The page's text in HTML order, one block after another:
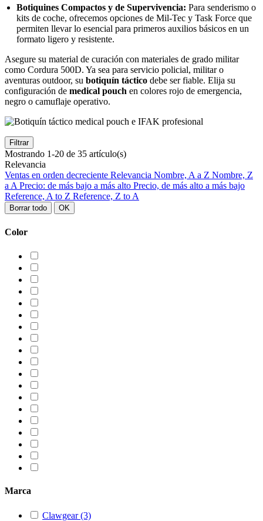
Botiquines Compactos y de Supervivencia: Para senderismo o
kits de coche, ofrecemos opciones de Mil-Tec y Task Force que
permiten llevar lo esencial para primeros auxilios básicos en un
formato ligero y resistente.
Asegure su material de curación con materiales de grado militar
como Cordura 500D. Ya sea para servicio policial, militar o
aventuras outdoor, su botiquín táctico debe ser fiable. Elija su
configuración de medical pouch en colores rojo de emergencia,
negro o camuflaje operativo.
Filtrar
Mostrando 1-20 de 35 artículo(s)
Relevancia
Ventas en orden decreciente Relevancia Nombre, A a Z Nombre, Z
a APrecio: de más bajo a más alto Precio, de más alto a más bajo
Reference, A to Z Reference, Z to A
Borrar todo OK
Color
Marca
Clawgear(3)